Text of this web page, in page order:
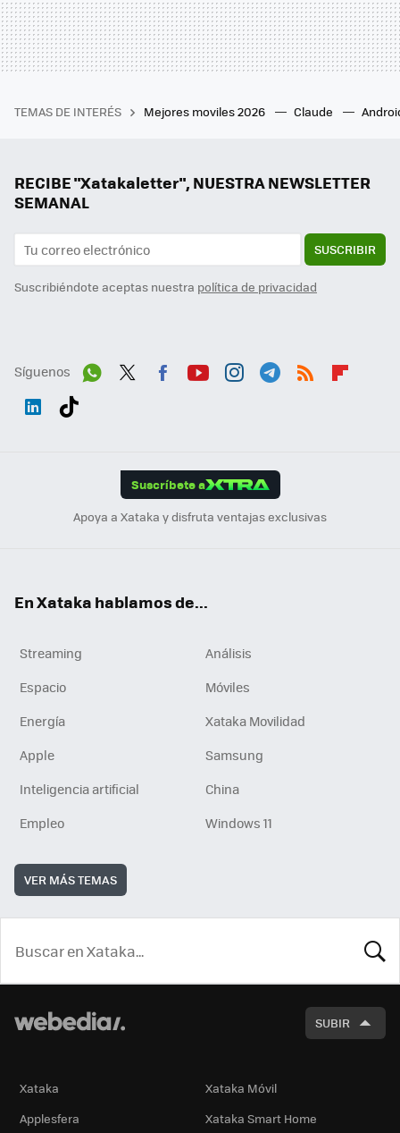
TEMAS DE INTERÉS Mejores moviles 2026 Claude
RECIBE "Xatakaletter", NUESTRA NEWSLETTER
SEMANAL
SUSCRIBIR
Suscribiéndote aceptas nuestra política de privacidad
Síguenos
Suscríbete a
Apoya a Xataka y disfruta ventajas exclusivas
En Xataka hablamos de...
Streaming
Análisis
Espacio
Móviles
Energía
Xataka Movilidad
Apple
Samsung
Inteligencia artificial
China
Empleo
Windows 11
VER MÁS TEMAS
SUBIR
Xataka
Xataka Móvil
Applesfera
Xataka Smart Home